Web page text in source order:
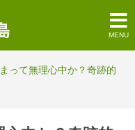
MENU
って無理心中か？奇跡的